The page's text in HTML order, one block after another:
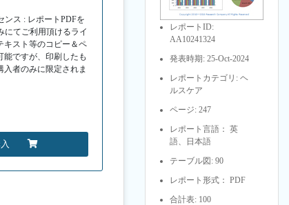
ンス : レポートPDFを
にてご利用頂けるライ
キスト等のコピー＆ペ
能ですが、印刷したも
入者のみに限定されま
レポートID:
AA10241324
発表時期: 25-Oct-2024
レポートカテゴリ: ヘ
ルスケア
ページ: 247
レポート言語： 英
語、日本語
テーブル図: 90
レポート形式： PDF
合計表: 100